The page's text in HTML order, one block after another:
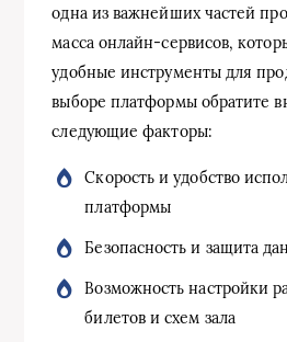
одна из важнейших частей
масса онлайн-сервисов,
удобные инструменты для
выборе платформы обратите
следующие факторы:
Скорость и удобство
платформы
Безопасность и защита
Возможность настройки
билетов и схем зала